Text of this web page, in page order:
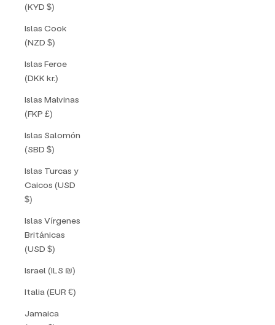
(KYD $)
Islas Cook
(NZD $)
Islas Feroe
(DKK kr.)
Islas Malvinas
(FKP £)
Islas Salomón
(SBD $)
Islas Turcas y
Caicos (USD
$)
Islas Vírgenes
Británicas
(USD $)
Israel (ILS ₪)
Italia (EUR €)
Jamaica